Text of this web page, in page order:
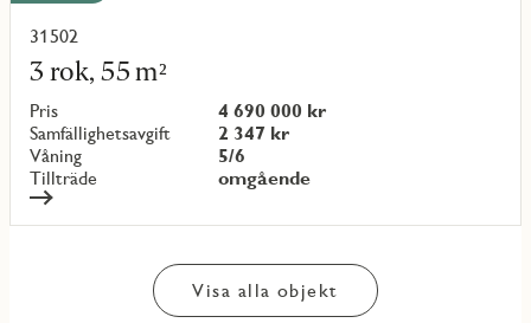
31502
3 rok, 55 m²
Pris
4 690 000 kr
Samfällighetsavgift
2 347 kr
Våning
5/6
Tillträde
omgående
Läs
mer
om
objekt
{objectNumber}
Visa alla objekt